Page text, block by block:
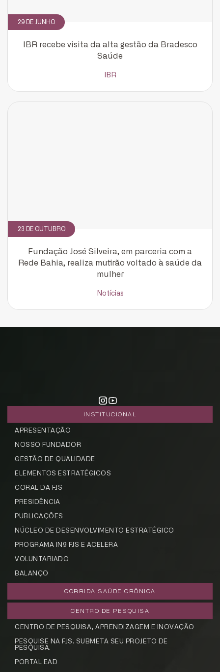
29 DE JUNHO
IBR recebe visita da alta gestão da Bradesco
Saúde
IBR
23 DE OUTUBRO
Fundação José Silveira, em parceria com a
Rede Bahia, realiza mutirão voltado à saúde da
mulher
Notícias
INSTITUCIONAL
APRESENTAÇÃO
NOSSO FUNDADOR
GESTÃO DE QUALIDADE
ELEMENTOS ESTRATÉGICOS
CORAL DA FJS
PRESIDÊNCIA
PUBLICAÇÕES
NÚCLEO DE DESENVOLVIMENTO ESTRATÉGICO
PROGRAMA IN9 FJS E ACELERA
VOLUNTARIADO
BALANÇO
CORRIDA SAÚDE CRÔNICA
CENTRO DE PESQUISA
CENTRO DE PESQUISA, APRENDIZAGEM E INOVAÇÃO
PESQUISE NA FJS. SUBMETA SEU PROJETO DE
PESQUISA.
PORTAL EAD
Cadastrar